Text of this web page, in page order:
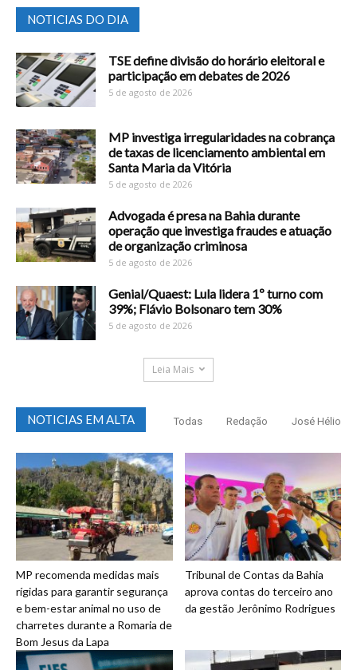
NOTICIAS DO DIA
TSE define divisão do horário eleitoral e
participação em debates de 2026
5 de agosto de 2026
MP investiga irregularidades na cobrança
de taxas de licenciamento ambiental em
Santa Maria da Vitória
5 de agosto de 2026
Advogada é presa na Bahia durante
operação que investiga fraudes e atuação
de organização criminosa
5 de agosto de 2026
Genial/Quaest: Lula lidera 1º turno com
39%; Flávio Bolsonaro tem 30%
5 de agosto de 2026
Leia Mais
NOTICIAS EM ALTA Todas Redação José Hélio
MP recomenda medidas mais
rígidas para garantir segurança
e bem-estar animal no uso de
charretes durante a Romaria de
Bom Jesus da Lapa
Tribunal de Contas da Bahia
aprova contas do terceiro ano
da gestão Jerônimo Rodrigues